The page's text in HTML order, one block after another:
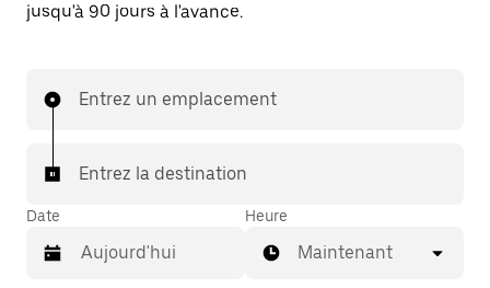
jusqu'à 90 jours à l'avance.
Entrez un emplacement
Entrez la destination
Date Heure
Maintenant